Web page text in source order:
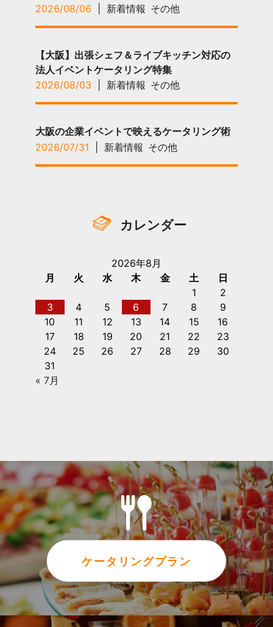
2026/08/06
新着情報 その他
【大阪】出張シェフ＆ライブキッチン対応の
法人イベントケータリング特集
2026/08/03
新着情報 その他
大阪の企業イベントで映えるケータリング術
2026/07/31
新着情報 その他
カレンダー
2026年8月
月
火 水 木 金 土
日
1
2
3
4 5 6 7 8
9
10
11 12 13 14 15
16
17
18 19 20 21 22
23
24
25 26 27 28 29
30
31
« 7月
ケータリングプラン